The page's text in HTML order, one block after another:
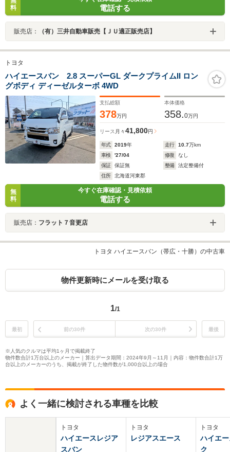
料
電話する
販売店： （有）三井自動車販売【ＪＵ適正販売店】
トヨタ
ハイエースバン 2.8 スーパーGL ダークプライムII ロン
グボディ ディーゼルターボ 4WD
支払総額
378万円
本体価格
358.0万円
リース 月々41,800円
年式 2019年 走行 10.7万km
車検
'27/04 修復
なし
保証
保証無 整備
法定整備付
住所
北海道河東郡
無
料
今すぐ在庫確認・見積依頼
電話する
販売店： フラット７音更店
トヨタ ハイエースバン（帯広・十勝）の中古車
物件更新時にメールを受け取る
1/1
最初 前の30件 次の30件 最後
※人気のクルマは平均1ヶ月で掲載終了
物件数合計1万台以上のメーカー｜算出データ期間：2024年9月～11月｜内容：物件数合計1万
台以上のメーカーのうち、掲載が終了した物件数が1,000台以上の場合
よく一緒に検討される車種を比較
トヨタ
ハイエースレジア
スバン
トヨタ
レジアスエース
トヨタ
ハイエ
ク